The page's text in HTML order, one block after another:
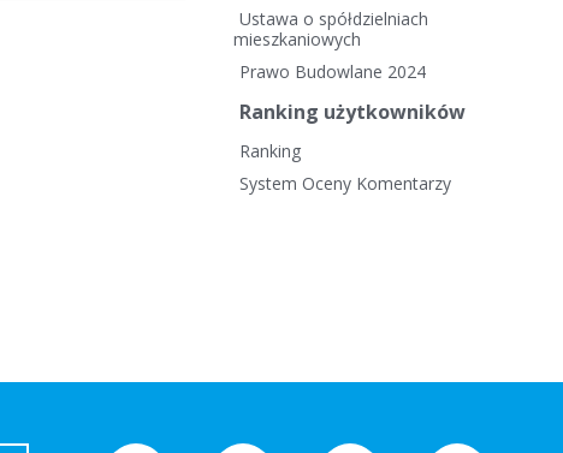
Ustawa o spółdzielniach
mieszkaniowych
Prawo Budowlane 2024
Ranking użytkowników
Ranking
System Oceny Komentarzy